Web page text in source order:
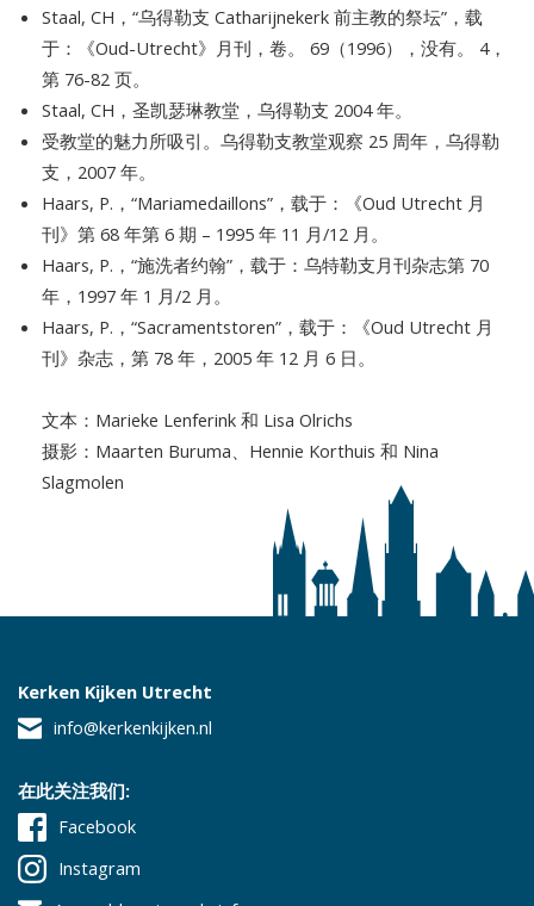
Staal, CH，“乌得勒支 Catharijnekerk 前主教的祭坛”，载
于：《Oud-Utrecht》月刊，卷。 69（1996），没有。 4，
第 76-82 页。
Staal, CH，圣凯瑟琳教堂，乌得勒支 2004 年。
受教堂的魅力所吸引。乌得勒支教堂观察 25 周年，乌得勒
支，2007 年。
Haars, P.，“Mariamedaillons”，载于：《Oud Utrecht 月
刊》第 68 年第 6 期 – 1995 年 11 月/12 月。
Haars, P.，“施洗者约翰”，载于：乌特勒支月刊杂志第 70
年，1997 年 1 月/2 月。
Haars, P.，“Sacramentstoren”，载于：《Oud Utrecht 月
刊》杂志，第 78 年，2005 年 12 月 6 日。
文本：Marieke Lenferink 和 Lisa Olrichs
摄影：Maarten Buruma、Hennie Korthuis 和 Nina
Slagmolen
Kerken Kijken Utrecht
info@kerkenkijken.nl
在此关注我们:
Facebook
Instagram